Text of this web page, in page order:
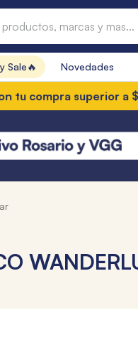
Sale🔥 Novedades
superior a $85.000